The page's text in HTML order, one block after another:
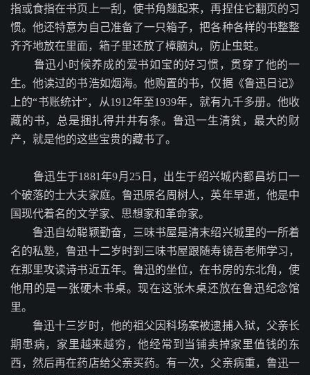
指或食指在书页上一刮，使书角翘起来，再捏住它翻页的习
惯。他还特意为自己准备了一只箱子，把各种各样的书整整
齐齐地放在里面，箱子里还放了樟脑丸，防止虫蛀。
鲁迅小时候养成的爱书如宝的好习惯，贯穿了他的一
生。他读过的书浩如烟海。他购置的书，仅据《鲁迅日记》
上的“书账统计”，从1912年至1939年，就有九千多册。他收
藏的书，总是捆扎得井井有条。鲁迅一生清贫，最大的财
产，就是他的这些宝贵的藏书了。
鲁迅生于1881年9月25日，出生于绍兴城内都昌坊口一
个破落的士大夫家庭。鲁迅原名周树人，英年早逝，他是中
国现代着名的文学家、思想家和革命家。
鲁迅自幼聪颖勤奋，三味书屋是清末绍兴城里的一所着
名的私塾，鲁迅十二岁时到三味书屋跟随寿镜吾老师学习，
在那里攻读诗书近五年。鲁迅的坐位，在书房的东北角，使
他用的是一张硬木书桌。现在这张木桌还放在鲁迅纪念馆
里。
鲁迅十三岁时，他的祖父因科场案被逮捕入狱，父亲长
期患病，家里越来越穷，他经常到当铺卖掉家里值钱的东
西，然后再在药店给父亲买药。有一次，父亲病重，鲁迅一